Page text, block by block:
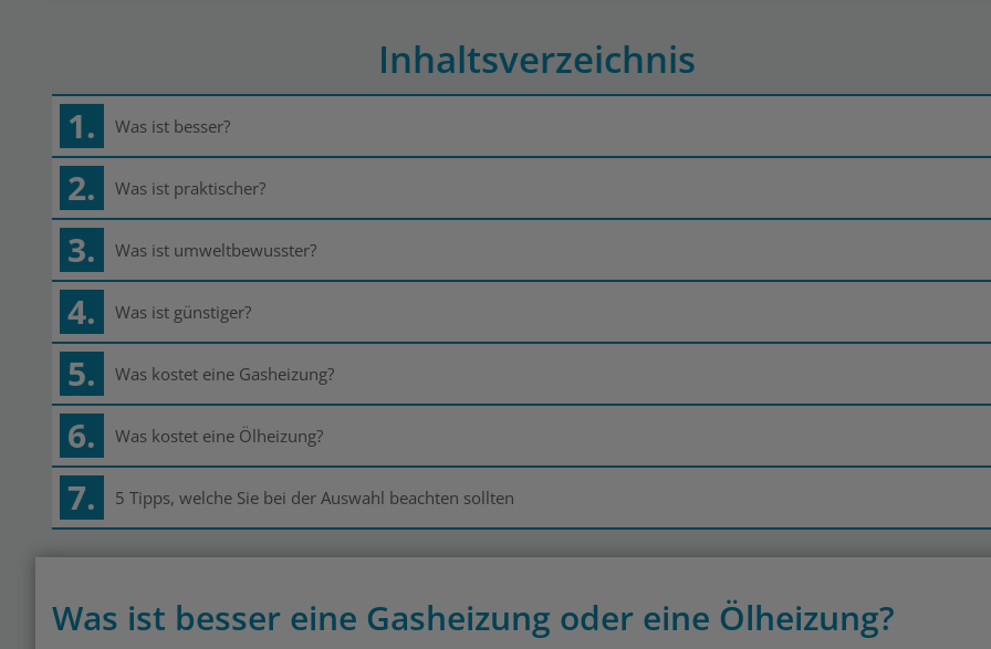
Inhaltsverzeichnis
1. Was ist besser?
2. Was ist praktischer?
3. Was ist umweltbewusster?
4. Was ist günstiger?
5. Was kostet eine Gasheizung?
6. Was kostet eine Ölheizung?
7. 5 Tipps, welche Sie bei der Auswahl beachten sollten
Was ist besser eine Gasheizung oder eine Ölheizung?